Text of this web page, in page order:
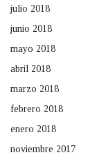
julio 2018
junio 2018
mayo 2018
abril 2018
marzo 2018
febrero 2018
enero 2018
noviembre 2017